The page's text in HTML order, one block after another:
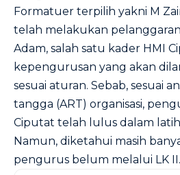
Formatuer terpilih yakni M
telah melakukan pelanggaran
Adam, salah satu kader HMI
kepengurusan yang akan
sesuai aturan. Sebab, sesuai
tangga (ART) organisasi,
Ciputat telah lulus dalam
Namun, diketahui masih
pengurus belum melalui LK II.